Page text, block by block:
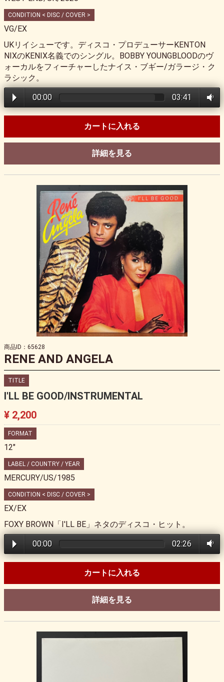
CONDITION < DISC / COVER >
VG/EX
UKリイシューです。ディスコ・プロデューサーKENTON
NIXのKENIX名義でのシングル。BOBBY YOUNGBLOODのヴ
ォーカルをフィーチャーしたナイス・ブギー/ガラージ・ク
ラシック。
00:00 03:41
カートに入れる
詳細を見る
商品ID：65628
RENE AND ANGELA
TITLE
I'LL BE GOOD/INSTRUMENTAL
¥ 2,200
FORMAT
12"
LABEL / COUNTRY / YEAR
MERCURY/US/1985
CONDITION < DISC / COVER >
EX/EX
FOXY BROWN「I'LL BE」ネタのディスコ・ヒット。
00:00 02:26
カートに入れる
詳細を見る